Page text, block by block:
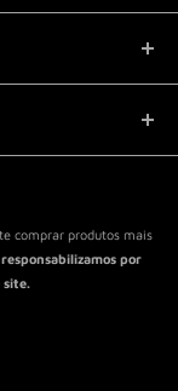
comprar produtos mais
por
site.